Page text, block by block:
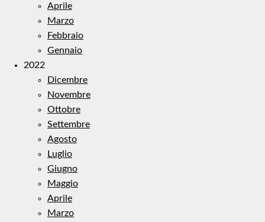
Aprile
Marzo
Febbraio
Gennaio
2022
Dicembre
Novembre
Ottobre
Settembre
Agosto
Luglio
Giugno
Maggio
Aprile
Marzo